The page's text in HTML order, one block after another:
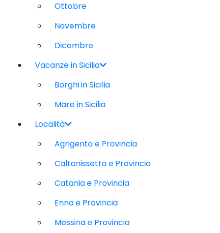
Ottobre
Novembre
Dicembre
Vacanze in Sicilia
Borghi in Sicilia
Mare in Sicilia
Località
Agrigento e Provincia
Caltanissetta e Provincia
Catania e Provincia
Enna e Provincia
Messina e Provincia